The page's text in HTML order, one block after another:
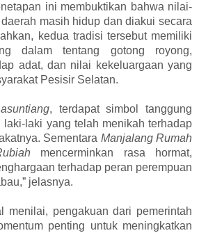
ini membuktikan bahwa nilai-
masih hidup dan diakui secara
kedua tradisi tersebut memiliki
dalam tentang gotong royong,
adat, dan nilai kekeluargaan yang
Pesisir Selatan.
, terdapat simbol tanggung
laki yang telah menikah terhadap
Sementara Manjalang Rumah
mencerminkan rasa hormat,
terhadap peran perempuan
jelasnya.
menilai, pengakuan dari pemerintah
penting untuk meningkatkan